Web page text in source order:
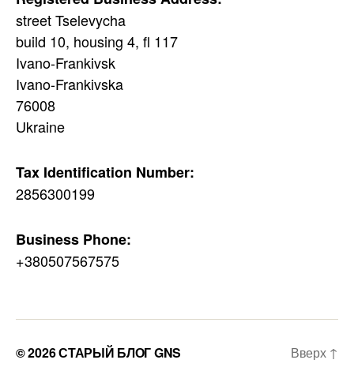
street Tselevycha
build 10, housing 4, fl 117
Ivano-Frankivsk
Ivano-Frankivska
76008
Ukraine
Tax Identification Number:
2856300199
Business Phone:
+380507567575
© 2026СТАРЫЙ БЛОГ GNS Вверх ↑